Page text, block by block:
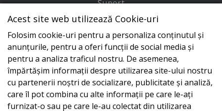
Suport
Adresa
Conecteaza-te cu noi
Acest site web utilizează Cookie-uri
Folosim cookie-uri pentru a personaliza conținutul și
anunțurile, pentru a oferi funcții de social media și
pentru a analiza traficul nostru. De asemenea,
împărtășim informații despre utilizarea site-ului nostru
cu partenerii noștri de socializare, publicitate și analiză,
care îl pot combina cu alte informații pe care le-ați
furnizat-o sau pe care le-au colectat din utilizarea